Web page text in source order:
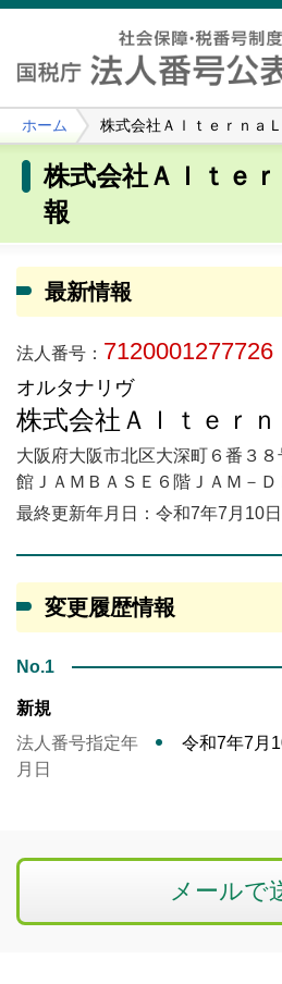
ホーム 株式会社Ａｌｔｅｒｎａ
株式会社Ａｌｔｅ
報
最新情報
法人番号： 7120001277726
オルタナリヴ
株式会社Ａｌｔｅｒｎ
大阪府大阪市北区大深町６番３
館ＪＡＭＢＡＳＥ６階ＪＡＭ－Ｄ
最終更新年月日：令和7年7月10日
変更履歴情報
No.1
新規
法人番号指定年
月日
令和7年7月
メールで